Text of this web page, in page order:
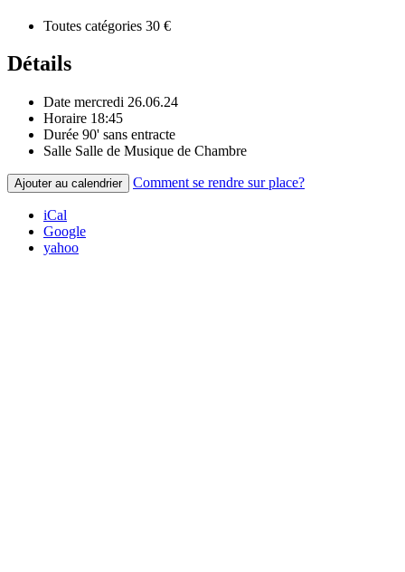
Toutes catégories 30 €
Détails
Date mercredi 26.06.24
Horaire 18:45
Durée 90' sans entracte
Salle Salle de Musique de Chambre
Ajouter au calendrier Comment se rendre sur place?
iCal
Google
yahoo